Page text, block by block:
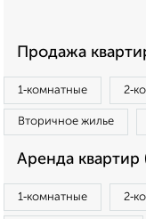
Продажа
1‑комнатные
Вторичное жилье
Аренда квартир
1‑комнатные